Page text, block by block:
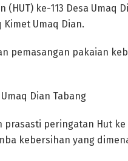
ke-113 Desa Umaq
Kimet Umaq Dian.
pemasangan pakaian
Dian Tabang
peringatan Hut ke
kebersihan yang